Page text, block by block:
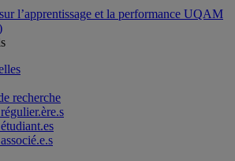
l’apprentissage et la performance UQAM
recherche